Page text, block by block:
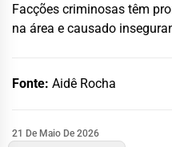
Facções criminosas têm
na área e causado
Fonte: Aidê Rocha
21 De Maio De 2026